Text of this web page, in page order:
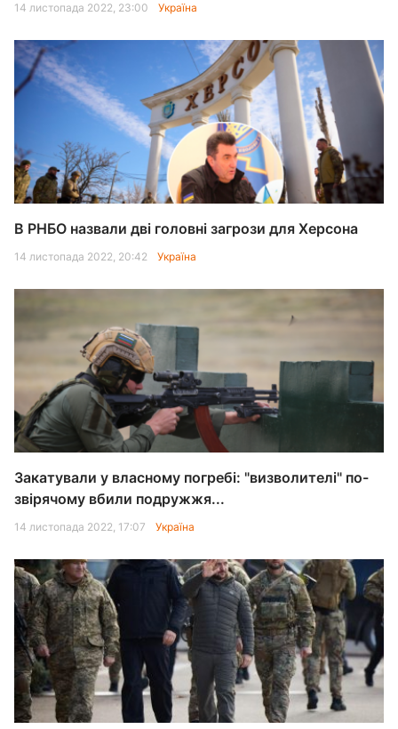
14 листопада 2022, 23:00 Україна
В РНБО назвали дві головні загрози для Херсона
14 листопада 2022, 20:42 Україна
Закатували у власному погребі: "визволителі" по-
звірячому вбили подружжя...
14 листопада 2022, 17:07 Україна